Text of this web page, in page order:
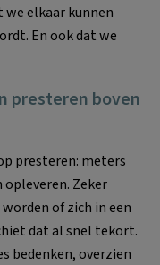
elkaar kunnen
En ook dat we
presteren boven
presteren: meters
Zeker
of zich in een
dat al snel tekort.
bedenken, overzien